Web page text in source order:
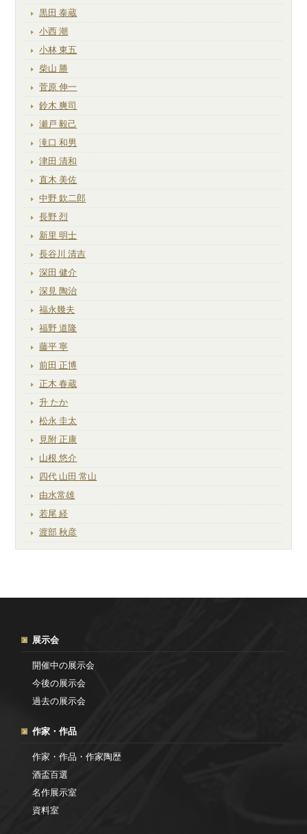
黒田 泰蔵
小西 潮
小林 東五
柴山 勝
菅原 伸一
鈴木 爽司
瀬戸 毅己
滝口 和男
津田 清和
直木 美佐
中野 欽二郎
長野 烈
新里 明士
長谷川 清吉
深田 健介
深見 陶治
福永幾夫
福野 道隆
藤平 寧
前田 正博
正木 春蔵
升 たか
松永 圭太
見附 正康
山根 悠介
四代 山田 常山
由水常雄
若尾 経
渡部 秋彦
展示会
開催中の展示会
今後の展示会
過去の展示会
作家・作品
作家・作品・作家陶歴
酒盃百選
名作展示室
資料室